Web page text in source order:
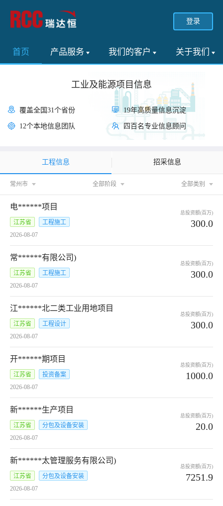
登录
首页 产品服务 我们的客户 关于我们
工业及能源项目信息
覆盖全国31个省份
12个本地信息团队
19年高质量信息沉淀
四百名专业信息顾问
工程信息 招采信息
常州市 全部阶段 全部类别
电******项目
江苏省
工程施工
2026-08-07
总投资额(百万)
300.0
常******有限公司)
江苏省
工程施工
2026-08-07
总投资额(百万)
300.0
江******北二类工业用地项目
江苏省
工程设计
2026-08-07
总投资额(百万)
300.0
开******期项目
江苏省
投资备案
2026-08-07
总投资额(百万)
1000.0
新******生产项目
江苏省
分包及设备安装
2026-08-07
总投资额(百万)
20.0
新******太管理服务有限公司)
江苏省
分包及设备安装
2026-08-07
总投资额(百万)
7251.9